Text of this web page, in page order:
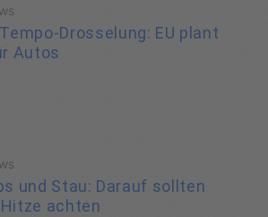
Drosselung: EU plant
Autos
und Stau: Darauf sollten
achten